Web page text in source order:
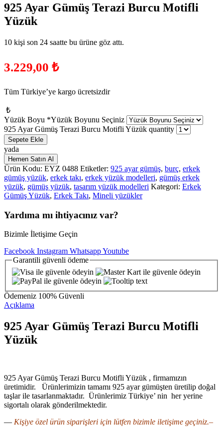
925 Ayar Gümüş Terazi Burcu Motifli
Yüzük
10 kişi son 24 saatte bu ürüne göz attı.
3.229,00 ₺
Tüm Türkiye’ye kargo ücretsizdir
₺
Yüzük Boyu *Yüzük Boyunu Seçiniz
925 Ayar Gümüş Terazi Burcu Motifli Yüzük quantity
Sepete Ekle
yada
Hemen Satın Al
Ürün Kodu: EYZ 0488 Etiketler: 925 ayar gümüş, burç, erkek
gümüş yüzük, erkek takı, erkek yüzük modelleri, gümüş erkek
yüzük, gümüş yüzük, tasarım yüzük modelleri Kategori: Erkek
Gümüş Yüzük, Erkek Takı, Mineli yüzükler
Yardıma mı ihtiyacınız var?
Bizimle İletişime Geçin
Facebook Instagram WhatsappYoutube
Garantili güvenli ödeme
Ödemeniz 100% Güvenli
Açıklama
925 Ayar Gümüş Terazi Burcu Motifli
Yüzük
925 Ayar Gümüş Terazi Burcu Motifli Yüzük , firmamızın
üretimidir. Ürünlerimizin tamamı 925 ayar gümüşten üretilip doğal
taşlar ile tasarlanmaktadır. Ürünlerimiz Türkiye’ nin her yerine
sigortalı olarak gönderilmektedir.
— Kişiye özel ürün siparişleri için lütfen bizimle iletişime geçiniz.–